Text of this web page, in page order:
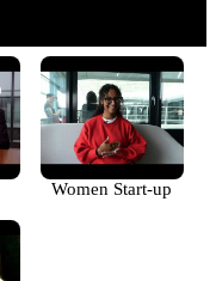
Women Start-up